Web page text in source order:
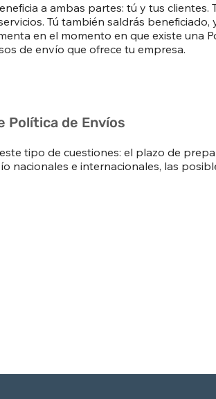
a ambas partes: tú y tus clientes.
Tú también saldrás
en el momento en que existe una
de envío que ofrece tu empresa.
Política de Envíos
tipo de cuestiones: el plazo de
nacionales e internacionales, las